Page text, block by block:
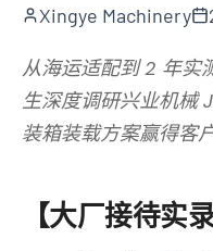
Xingye Machinery
从海运适配到 2 年实
生深度调研兴业机械
装箱装载方案赢得客
【大厂接待实录